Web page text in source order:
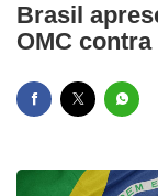
Brasil
OMC